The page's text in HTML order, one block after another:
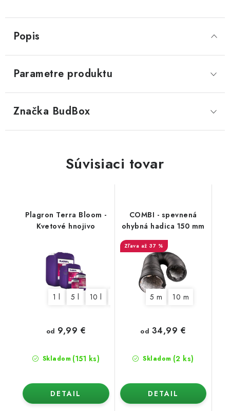
Popis
Parametre produktu
Značka BudBox
Súvisiaci tovar
Plagron Terra Bloom -
Kvetové hnojivo
1 l 5 l 10 l
Skladom (151 ks)
od 9,99 €
DETAIL
COMBI - spevnená
ohybná hadica 150 mm
až 37 %
5 m 10 m
Skladom (2 ks)
od 34,99 €
DETAIL